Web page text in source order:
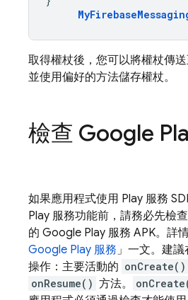
取得權杖後，您可以將權杖傳
並使用偏好的方法儲存權杖。
檢查 Google
如果應用程式使用 Play 服務
Play 服務功能前，請務必先檢
的 Google Play 服務 APK。詳
Google Play 服務」一文。建
操作：主要活動的 onCreate()
onResume() 方法。